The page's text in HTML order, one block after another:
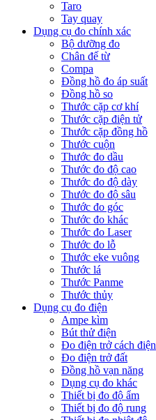
Taro
Tay quay
Dụng cụ đo chính xác
Bộ dưỡng đo
Chân đế từ
Compa
Đồng hồ đo áp suất
Đồng hồ so
Thước cặp cơ khí
Thước cặp điện tử
Thước cặp đồng hồ
Thước cuộn
Thước đo dầu
Thước đo độ cao
Thước đo độ dày
Thước đo độ sâu
Thước đo góc
Thước đo khác
Thước đo Laser
Thước đo lỗ
Thước eke vuông
Thước lá
Thước Panme
Thước thủy
Dụng cụ đo điện
Ampe kìm
Bút thử điện
Đo điện trở cách điện
Đo điện trở đất
Đồng hồ vạn năng
Dụng cụ đo khác
Thiết bị đo độ ẩm
Thiết bị đo độ rung